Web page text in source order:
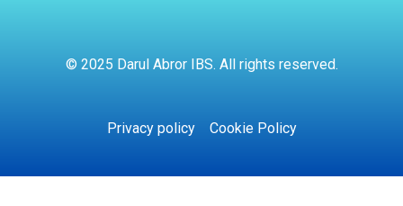
© 2025 Darul Abror IBS. All rights reserved.
Privacy policy Cookie Policy